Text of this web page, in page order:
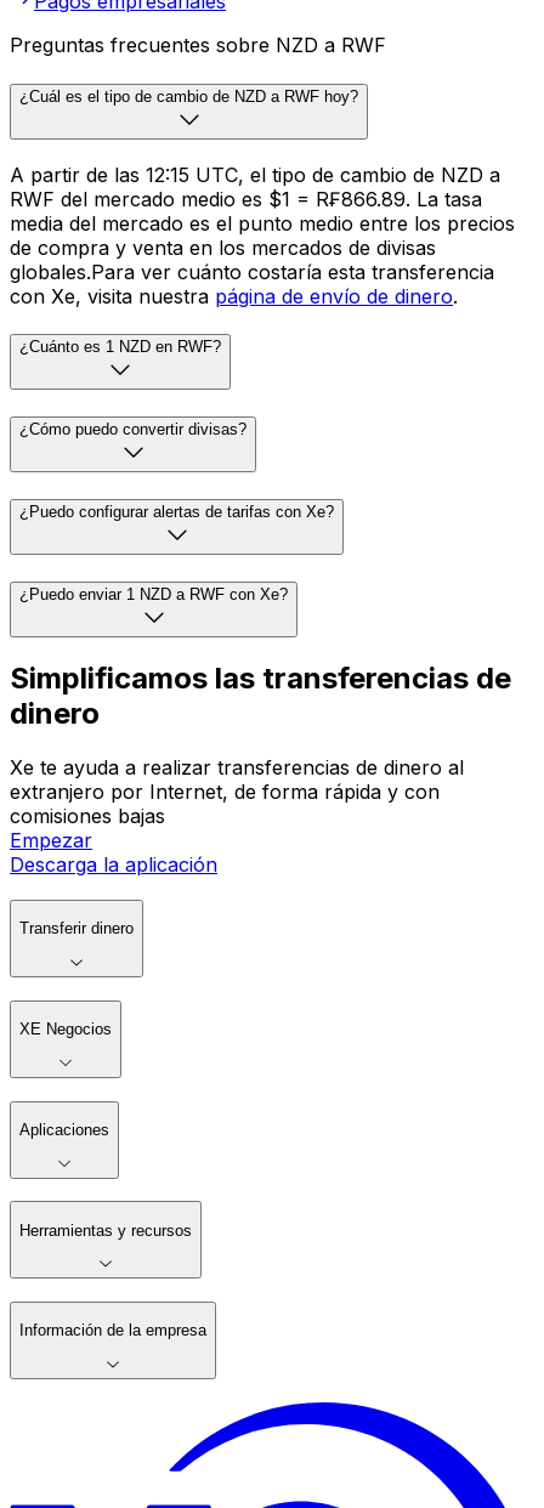
Preguntas frecuentes sobre NZD a RWF
¿Cuál es el tipo de cambio de NZD a RWF hoy?
A partir de las 12:15 UTC, el tipo de cambio de NZD a
RWF del mercado medio es $1 = R₣866.89. La tasa
media del mercado es el punto medio entre los precios
de compra y venta en los mercados de divisas
globales.Para ver cuánto costaría esta transferencia
con Xe, visita nuestra página de envío de dinero.
¿Cuánto es 1 NZD en RWF?
¿Cómo puedo convertir divisas?
¿Puedo configurar alertas de tarifas con Xe?
¿Puedo enviar 1 NZD a RWF con Xe?
Simplificamos las transferencias de
dinero
Xe te ayuda a realizar transferencias de dinero al
extranjero por Internet, de forma rápida y con
comisiones bajas
Empezar
Descarga la aplicación
Transferir dinero
XE Negocios
Aplicaciones
Herramientas y recursos
Información de la empresa